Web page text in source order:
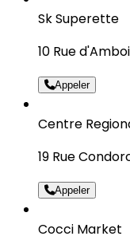
Sk Superette
10 Rue
Appeler
Centre
19 Rue
Appeler
Cocci Market